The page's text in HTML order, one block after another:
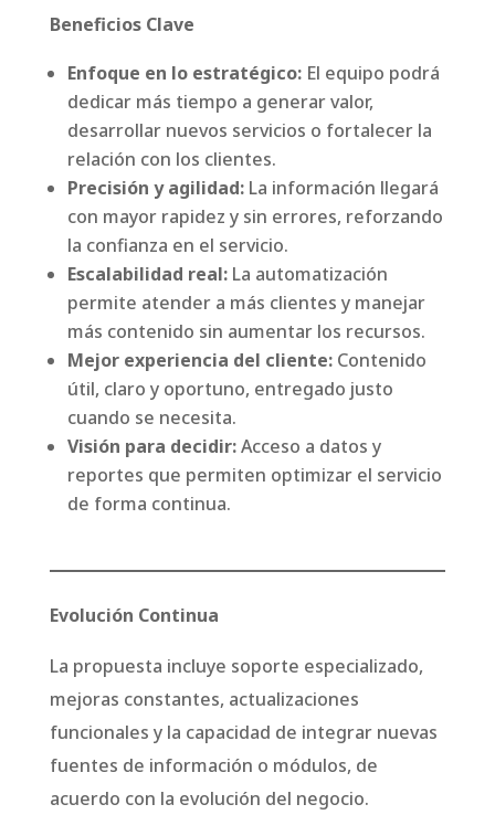
Beneficios Clave
Enfoque en lo estratégico:El equipo podrá
dedicar más tiempo a generar valor,
desarrollar nuevos servicios o fortalecer la
relación con los clientes.
Precisión y agilidad:La información llegará
con mayor rapidez y sin errores, reforzando
la confianza en el servicio.
Escalabilidad real:La automatización
permite atender a más clientes y manejar
más contenido sin aumentar los recursos.
Mejor experiencia del cliente:Contenido
útil, claro y oportuno, entregado justo
cuando se necesita.
Visión para decidir:Acceso a datos y
reportes que permiten optimizar el servicio
de forma continua.
Evolución Continua
La propuesta incluye soporte especializado,
mejoras constantes, actualizaciones
funcionales y la capacidad de integrar nuevas
fuentes de información o módulos, de
acuerdo con la evolución del negocio.